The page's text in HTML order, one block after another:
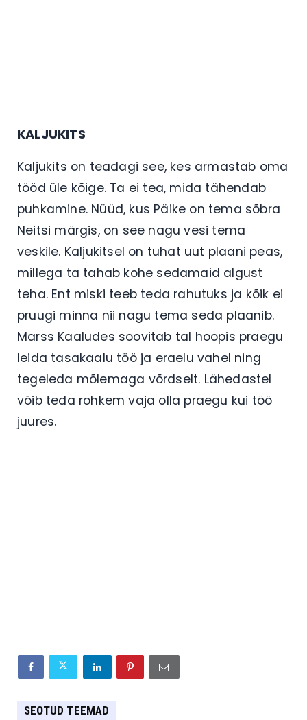
KALJUKITS
Kaljukits on teadagi see, kes armastab oma
tööd üle kõige. Ta ei tea, mida tähendab
puhkamine. Nüüd, kus Päike on tema sõbra
Neitsi märgis, on see nagu vesi tema
veskile. Kaljukitsel on tuhat uut plaani peas,
millega ta tahab kohe sedamaid algust
teha. Ent miski teeb teda rahutuks ja kõik ei
pruugi minna nii nagu tema seda plaanib.
Marss Kaaludes soovitab tal hoopis praegu
leida tasakaalu töö ja eraelu vahel ning
tegeleda mõlemaga võrdselt. Lähedastel
võib teda rohkem vaja olla praegu kui töö
juures.
SEOTUD TEEMAD